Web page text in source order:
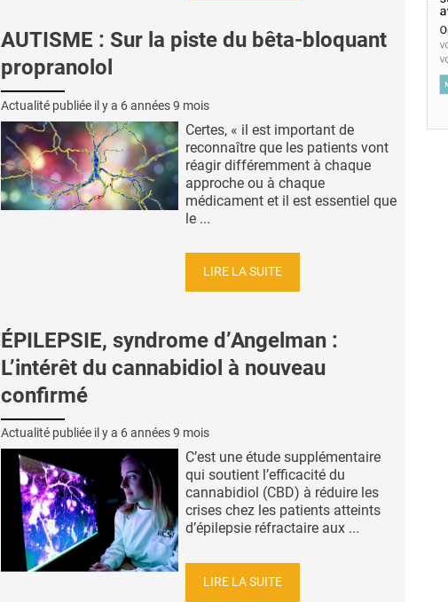
AUTISME : Sur la piste du bêta-bloquant
propranolol
Actualité publiée il y a 6 années 9 mois
Certes, « il est important de
reconnaître que les patients vont
réagir différemment à chaque
approche ou à chaque
médicament et il est essentiel que
le ...
LIRE LA SUITE
ÉPILEPSIE, syndrome d’Angelman :
L’intérêt du cannabidiol à nouveau
confirmé
Actualité publiée il y a 6 années 9 mois
C’est une étude supplémentaire
qui soutient l’efficacité du
cannabidiol (CBD) à réduire les
crises chez les patients atteints
d’épilepsie réfractaire aux ...
LIRE LA SUITE